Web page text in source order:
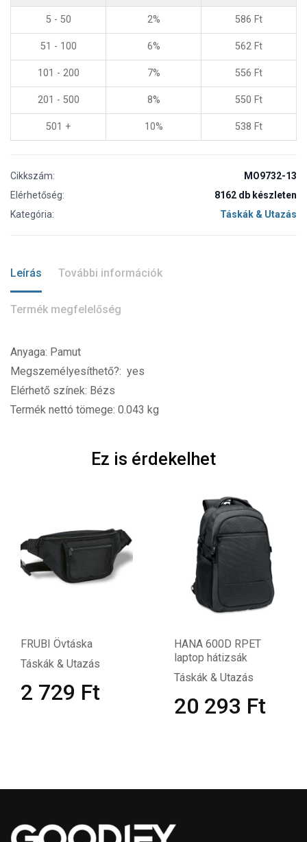
5 - 50 2% 586 Ft
51 - 100 6% 562 Ft
101 - 200 7% 556 Ft
201 - 500 8% 550 Ft
501 + 10% 538 Ft
Cikkszám:
MO9732-13
Elérhetőség:
8162 db készleten
Kategória:
Táskák & Utazás
Leírás További információk
Termék megfelelőség
Anyaga: Pamut
Megszemélyesíthető?: yes
Elérhető színek: Bézs
Termék nettó tömege: 0.043 kg
Ez is érdekelhet
FRUBI Övtáska
Táskák & Utazás
2 729 Ft
HANA 600D RPET
laptop hátizsák
Táskák & Utazás
20 293 Ft